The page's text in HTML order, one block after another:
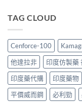
辨
購
買
指
南〉
中
POXET-
原
廠
比
較
及
正
貨
買
Super
Tadarise
雙
效
片
效
果
2026：
士
必
睇
的
印
度
糖
馬
糖
邊
隻
好？
成
分、
TAG CLOUD
Cenforce-100
他達拉非
印度仿製藥
印度藥代購
印度藥物
平價威而鋼
必利勁